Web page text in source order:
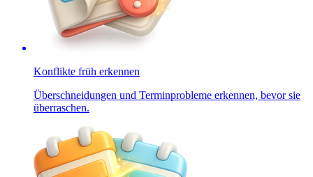
Konflikte früh erkennen
Überschneidungen und Terminprobleme erkennen, bevor sie
überraschen.